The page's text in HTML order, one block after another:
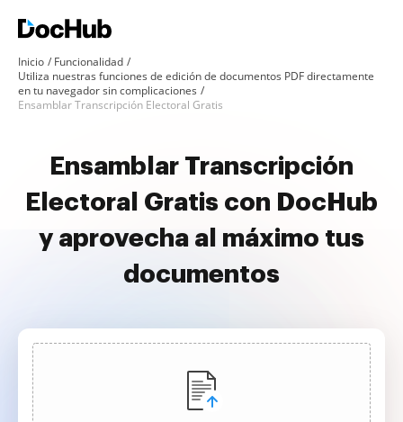
Inicio
Funcionalidad
Utiliza nuestras funciones de edición de documentos PDF directamente
en tu navegador sin complicaciones
Ensamblar Transcripción Electoral Gratis
Ensamblar Transcripción
Electoral Gratis con DocHub
y aprovecha al máximo tus
documentos